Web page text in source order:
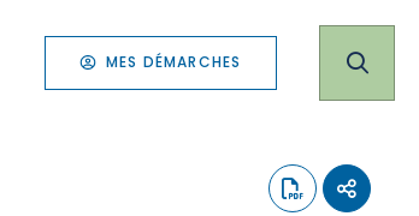
MES DÉMARCHES